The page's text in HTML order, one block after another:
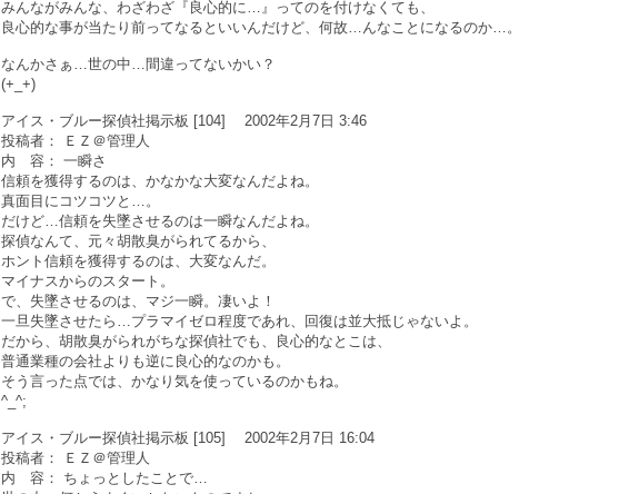
みんながみんな、わざわざ『良心的に…』ってのを付けなくても、
良心的な事が当たり前ってなるといいんだけど、何故…んなことになるのか…。
なんかさぁ…世の中…間違ってないかい？
(+_+)
アイス・ブルー探偵社掲示板 [104] 2002年2月7日 3:46
投稿者： ＥＺ＠管理人
内 容： 一瞬さ
信頼を獲得するのは、かなかな大変なんだよね。
真面目にコツコツと…。
だけど…信頼を失墜させるのは一瞬なんだよね。
探偵なんて、元々胡散臭がられてるから、
ホント信頼を獲得するのは、大変なんだ。
マイナスからのスタート。
で、失墜させるのは、マジ一瞬。凄いよ！
一旦失墜させたら…プラマイゼロ程度であれ、回復は並大抵じゃないよ。
だから、胡散臭がられがちな探偵社でも、良心的なとこは、
普通業種の会社よりも逆に良心的なのかも。
そう言った点では、かなり気を使っているのかもね。
^_^;
アイス・ブルー探偵社掲示板 [105] 2002年2月7日 16:04
投稿者： ＥＺ＠管理人
内 容： ちょっとしたことで…